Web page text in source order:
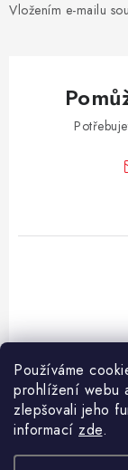
Používáme
prohlížení webu
zlepšovali jeho
informací zde.
Vložením e-mailu
Z
Facebook